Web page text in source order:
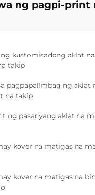
ng pagpi-print
kustomisadong aklat
takip
pagpapalimbag ng aklat
na takip
ng pasadyang aklat na
kover na matigas na
kover na matigas na